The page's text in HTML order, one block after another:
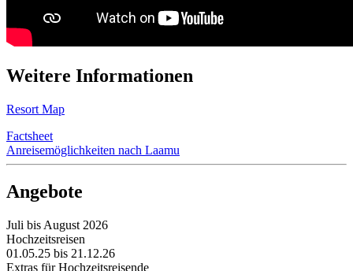
Weitere Informationen
Resort Map
Factsheet
Anreisemöglichkeiten nach Laamu
Angebote
Juli bis August 2026
Hochzeitsreisen
01.05.25 bis 21.12.26
Extras für Hochzeitsreisende